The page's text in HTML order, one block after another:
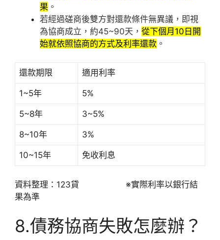
果 。
若經過磋商後雙方對還款條件無異議，即視
為協商成立，約45~90天， 從下個月10日開
始就依照協商的方式及利率還款 。
還款期限 適用利率
1~5年 5%
5~8年 3~5%
8~10年 3%
10~15年 免收利息
資料整理：123貸 ※實際利率以銀行結
果為準
8.債務協商失敗怎麼辦？